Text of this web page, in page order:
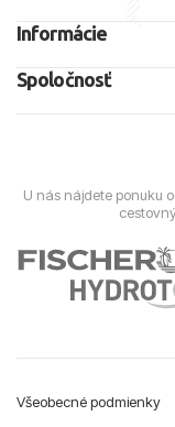
Informácie
Spoločnosť
U nás nájdete ponuku
Všeobecné podmienky